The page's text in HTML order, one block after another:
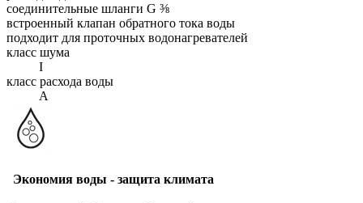
соединительные шланги G ⅜
встроенный клапан обратного тока воды
подходит для проточных водонагревателей
класс шума
I
класс расхода воды
A
Экономия воды - защита климата